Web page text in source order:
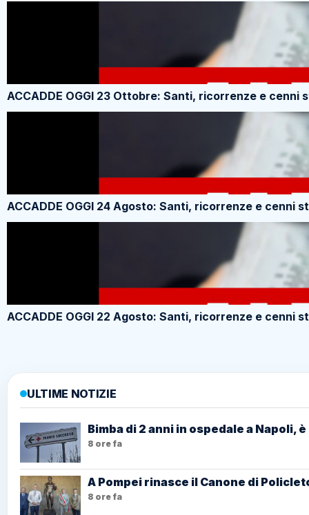
ACCADDE OGGI 23 Ottobre: Santi, ricorrenze e cenni
ACCADDE OGGI 24 Agosto: Santi, ricorrenze e cenni
ACCADDE OGGI 22 Agosto: Santi, ricorrenze e cenni
ULTIME NOTIZIE
Bimba di 2 anni in ospedale a Napoli,
8 ore fa
A Pompei rinasce il Canone di
8 ore fa